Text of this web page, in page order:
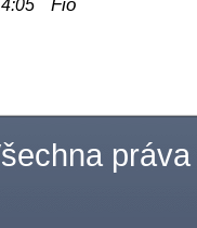
Fio
práva